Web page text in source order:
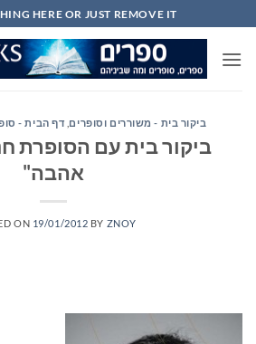
to
content
HERE OR JUST REMOVE IT...
ביקור בית - משוררים וסופרים דף הבית -
ביקור בית עם הסופרת
אהבה"
ON 19/01/2012 BY ZNOY